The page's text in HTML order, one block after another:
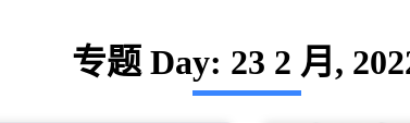
专题 Day: 23 2 月,